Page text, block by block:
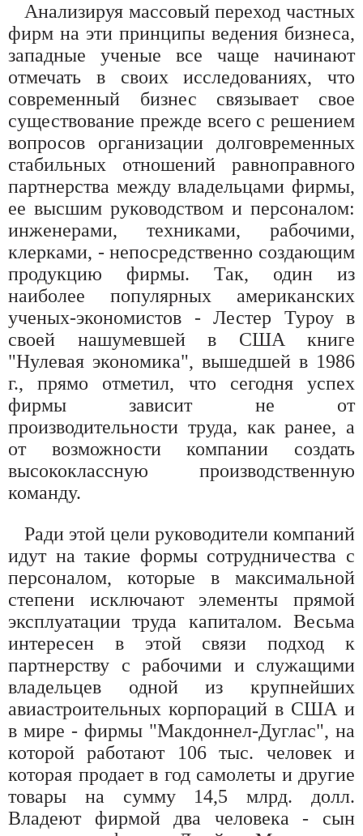
Анализируя массовый переход частных
фирм на эти принципы ведения бизнеса,
западные ученые все чаще начинают
отмечать в своих исследованиях, что
современный бизнес связывает свое
существование прежде всего с решением
вопросов организации долговременных
стабильных отношений равноправного
партнерства между владельцами фирмы,
ее высшим руководством и персоналом:
инженерами, техниками, рабочими,
клерками, - непосредственно создающим
продукцию фирмы. Так, один из
наиболее популярных американских
ученых-экономистов - Лестер Туроу в
своей нашумевшей в США книге
"Нулевая экономика", вышедшей в 1986
г., прямо отметил, что сегодня успех
фирмы зависит не от
производительности труда, как ранее, а
от возможности компании создать
высококлассную производственную
команду.
Ради этой цели руководители компаний
идут на такие формы сотрудничества с
персоналом, которые в максимальной
степени исключают элементы прямой
эксплуатации труда капиталом. Весьма
интересен в этой связи подход к
партнерству с рабочими и служащими
владельцев одной из крупнейших
авиастроительных корпораций в США и
в мире - фирмы "Макдоннел-Дуглас", на
которой работают 106 тыс. человек и
которая продает в год самолеты и другие
товары на сумму 14,5 млрд. долл.
Владеют фирмой два человека - сын